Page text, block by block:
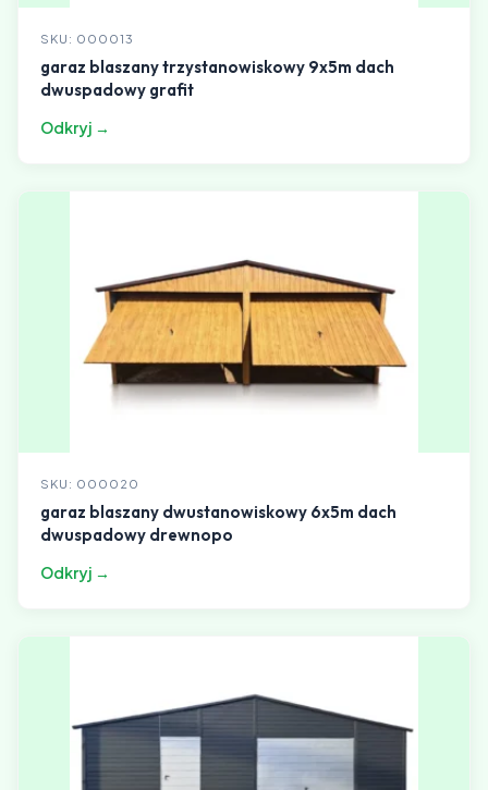
SKU: 000013
garaz blaszany trzystanowiskowy 9x5m dach
dwuspadowy grafit
Odkryj →
SKU: 000020
garaz blaszany dwustanowiskowy 6x5m dach
dwuspadowy drewnopo
Odkryj →